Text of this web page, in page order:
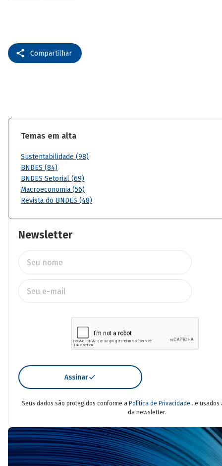
Compartilhar
Temas em alta
Sustentabilidade (98)
BNDES (84)
BNDES Setorial (69)
Macroeconomia (56)
Revista do BNDES (48)
Newsletter
Assinar
Seus dados são protegidos conforme a Política de Privacidade . e usados
da newsletter.